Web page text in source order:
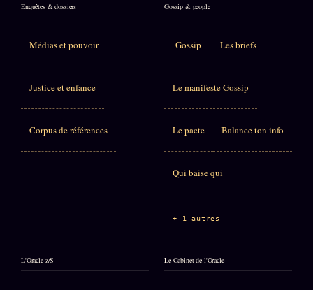
Enquêtes & dossiers
Médias et pouvoir
Justice et enfance
Corpus de références
Gossip & people
Gossip Les briefs
Le manifeste Gossip
Le pacte Balance ton info
Qui baise qui
+ 1 autres
L'Oracle z/S Le Cabinet de l'Oracle